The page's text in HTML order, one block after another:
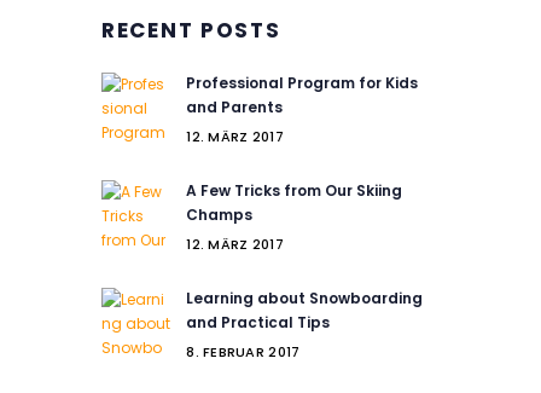
RECENT POSTS
Professional Program for Kids
and Parents
12. MÄRZ 2017
A Few Tricks from Our Skiing
Champs
12. MÄRZ 2017
Learning about Snowboarding
and Practical Tips
8. FEBRUAR 2017